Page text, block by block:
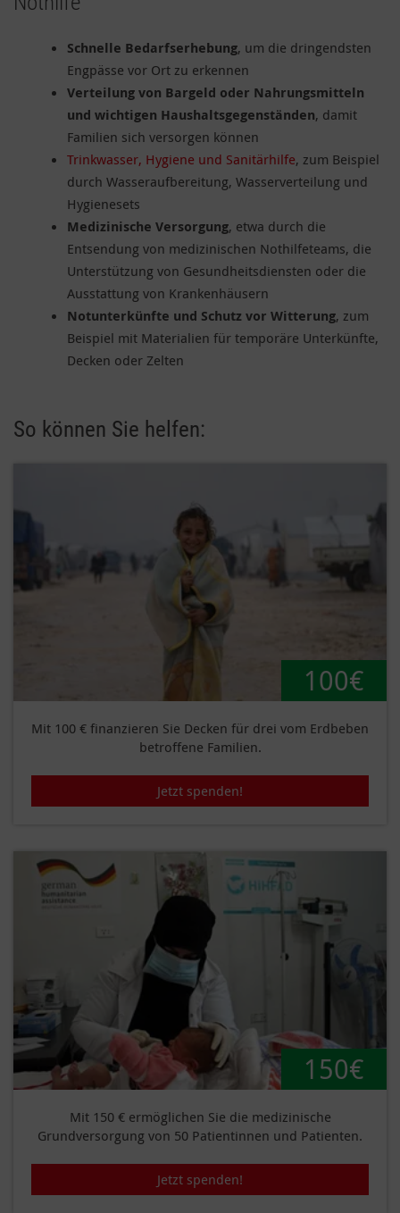
Schnelle Bedarfserhebung, um die dringendsten
Engpässe vor Ort zu erkennen
Verteilung von Bargeld oder Nahrungsmitteln
und wichtigen Haushaltsgegenständen, damit
Familien sich versorgen können
Trinkwasser, Hygiene und Sanitärhilfe, zum Beispiel
durch Wasseraufbereitung, Wasserverteilung und
Hygienesets
Medizinische Versorgung, etwa durch die
Entsendung von medizinischen Nothilfeteams, die
Unterstützung von Gesundheitsdiensten oder die
Ausstattung von Krankenhäusern
Notunterkünfte und Schutz vor Witterung, zum
Beispiel mit Materialien für temporäre Unterkünfte,
Decken oder Zelten
So können Sie helfen:
100€
Mit 100 € finanzieren Sie Decken für drei vom Erdbeben
betroffene Familien.
Jetzt spenden!
150€
Mit 150 € ermöglichen Sie die medizinische
Grundversorgung von 50 Patientinnen und Patienten.
Jetzt spenden!